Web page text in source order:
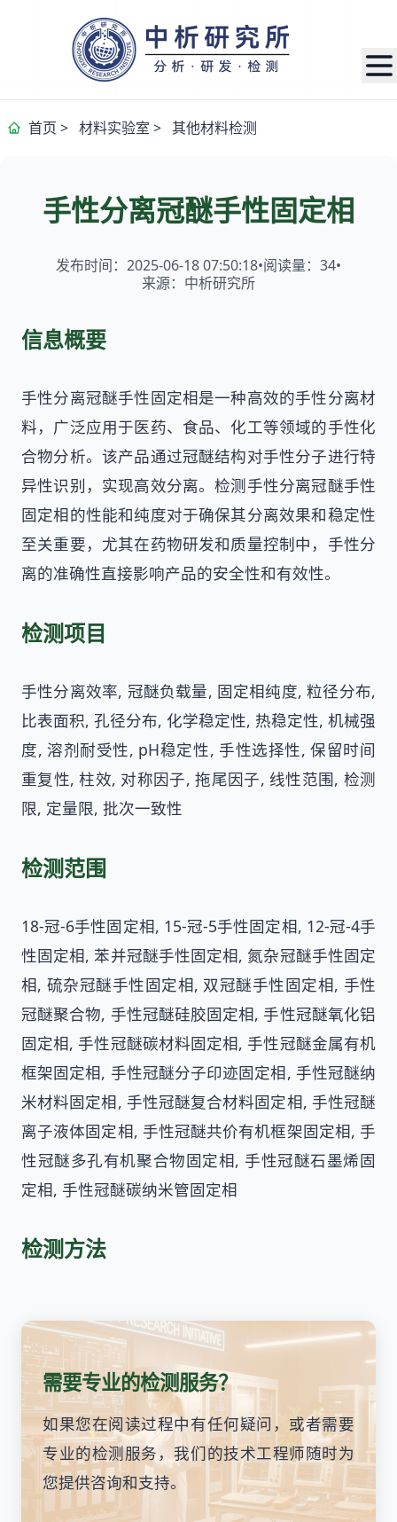
首页 > 材料实验室 > 其他材料检测
手性分离冠醚手性固定相
发布时间：2025-06-18 07:50:18•阅读量： 34•
来源：中析研究所
信息概要
手性分离冠醚手性固定相是一种高效的手性分离材
料，广泛应用于医药、食品、化工等领域的手性化
合物分析。该产品通过冠醚结构对手性分子进行特
异性识别，实现高效分离。检测手性分离冠醚手性
固定相的性能和纯度对于确保其分离效果和稳定性
至关重要，尤其在药物研发和质量控制中，手性分
离的准确性直接影响产品的安全性和有效性。
检测项目
手性分离效率, 冠醚负载量, 固定相纯度, 粒径分布,
比表面积, 孔径分布, 化学稳定性, 热稳定性, 机械强
度, 溶剂耐受性, pH稳定性, 手性选择性, 保留时间
重复性, 柱效, 对称因子, 拖尾因子, 线性范围, 检测
限, 定量限, 批次一致性
检测范围
18-冠-6手性固定相, 15-冠-5手性固定相, 12-冠-4手
性固定相, 苯并冠醚手性固定相, 氮杂冠醚手性固定
相, 硫杂冠醚手性固定相, 双冠醚手性固定相, 手性
冠醚聚合物, 手性冠醚硅胶固定相, 手性冠醚氧化铝
固定相, 手性冠醚碳材料固定相, 手性冠醚金属有机
框架固定相, 手性冠醚分子印迹固定相, 手性冠醚纳
米材料固定相, 手性冠醚复合材料固定相, 手性冠醚
离子液体固定相, 手性冠醚共价有机框架固定相, 手
性冠醚多孔有机聚合物固定相, 手性冠醚石墨烯固
定相, 手性冠醚碳纳米管固定相
检测方法
需要专业的检测服务？
如果您在阅读过程中有任何疑问，或者需要
专业的检测服务，我们的技术工程师随时为
您提供咨询和支持。